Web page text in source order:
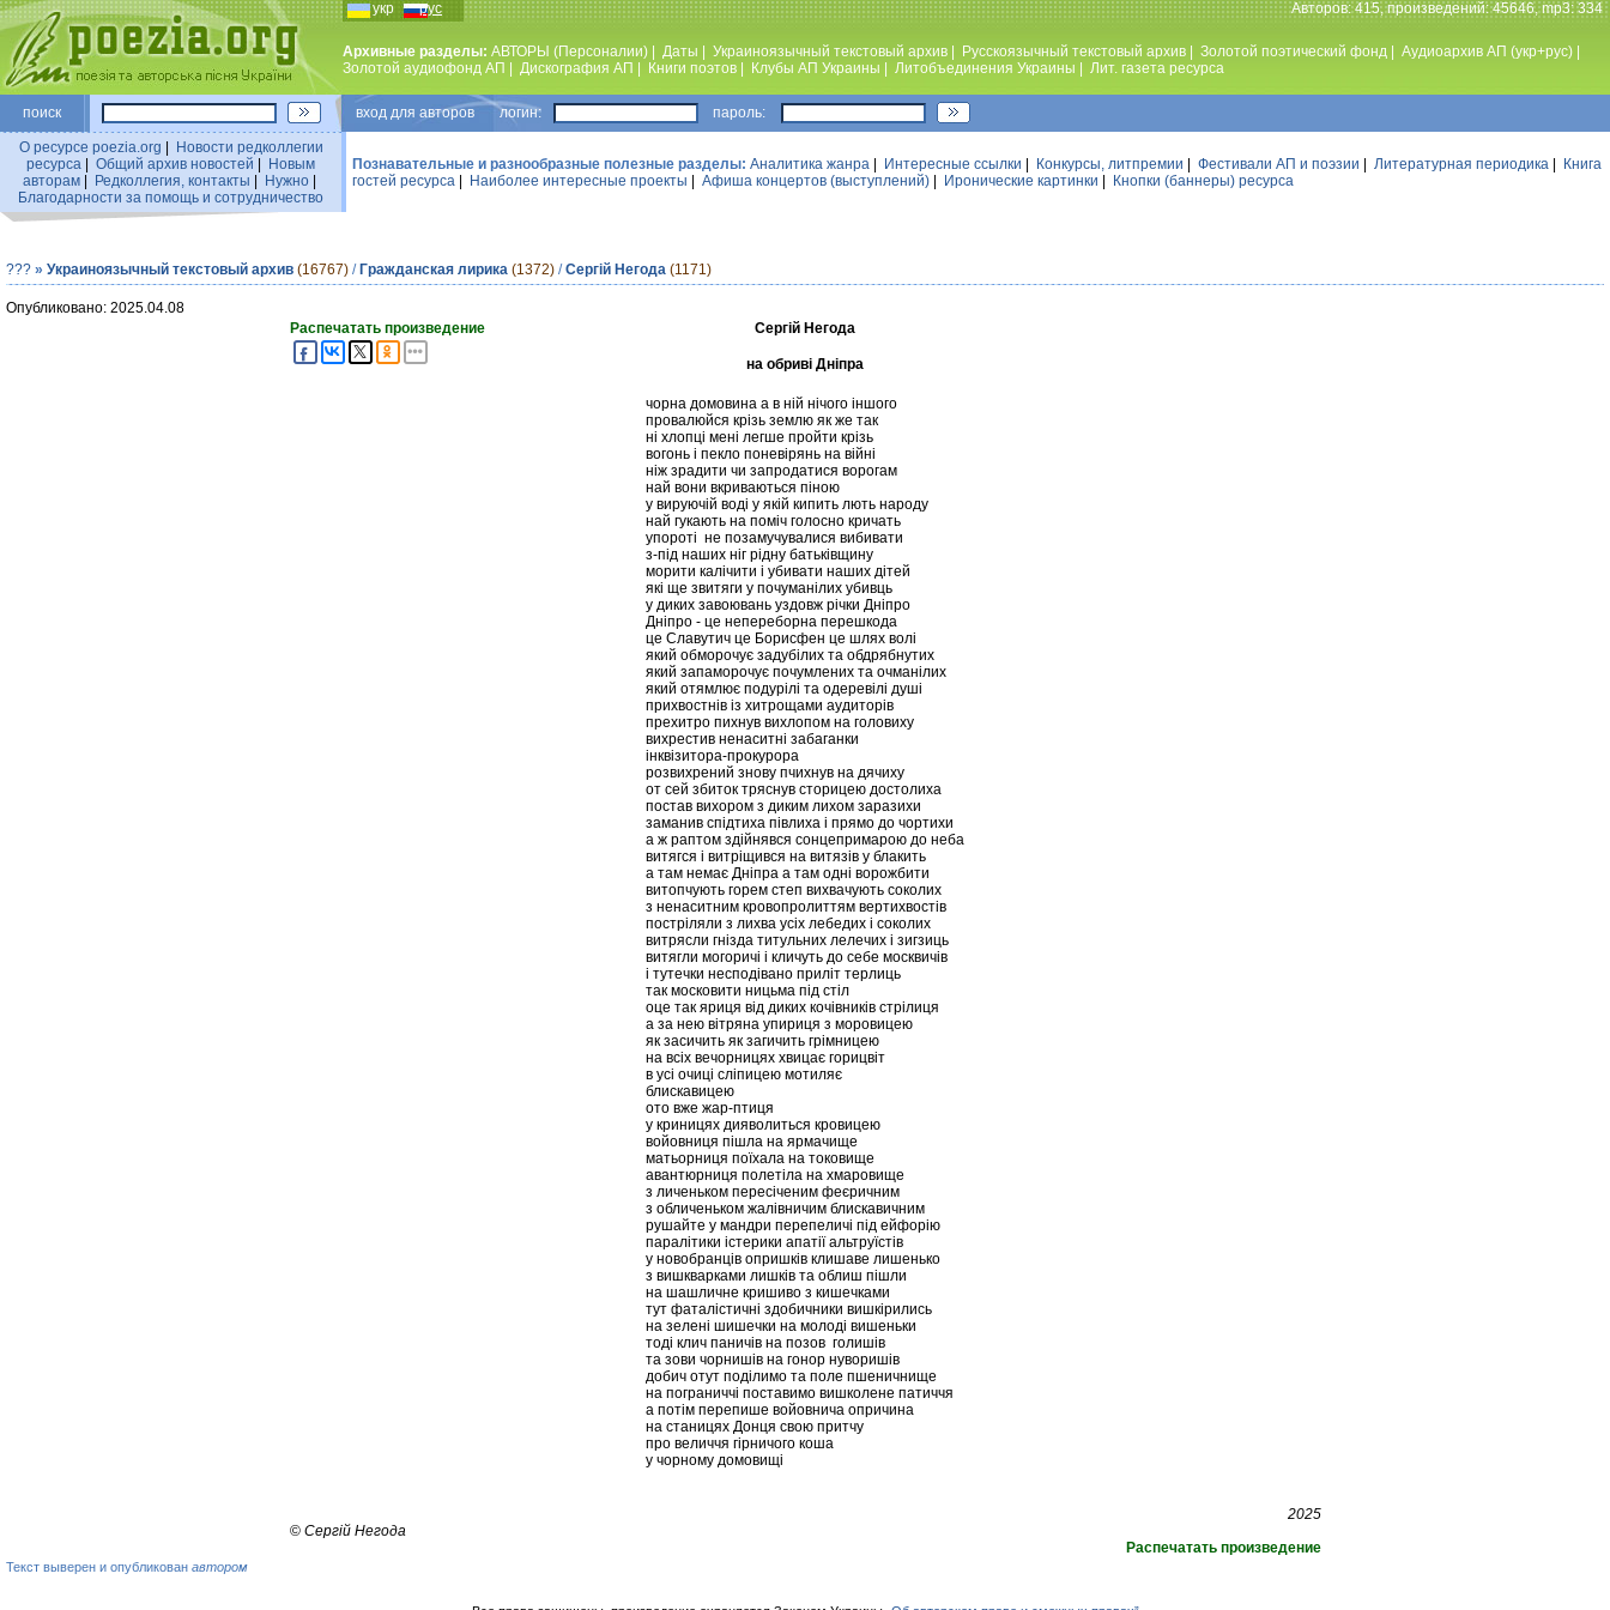
укр рус Авторов: 415, произведений: 45646, mp3: 334
Архивные разделы: АВТОРЫ (Персоналии) Даты Украиноязычный текстовый архив Русскоязычный текстовый архив Золотой поэтический фонд Аудиоархив АП (укр+рус)
Золотой аудиофонд АП
Дискография АП Книги поэтов Клубы АП Украины Литобъединения Украины Лит. газета ресурса
поиск вход для авторов логин: пароль:
О ресурсе poezia.org
Новости редколлегии
ресурса
Общий архив новостей
Новым
авторам| Редколлегия, контакты Нужно|
Благодарности за помощь и сотрудничество
Познавательные и разнообразные полезные разделы: Аналитика жанра Интересные ссылки Конкурсы, литпремии Фестивали АП и поэзии Литературная периодика
Книга
гостей ресурса
Наиболее интересные проекты Афиша концертов (выступлений) Иронические картинки Кнопки (баннеры) ресурса
??? » Украиноязычный текстовый архив (16767) / Гражданская лирика (1372) /Сергій Негода (1171)
Опубликовано: 2025.04.08
Распечатать произведение
Сергій Негода
на обриві Дніпра
чорна домовина а в ній нічого іншого
провалюйся крізь землю як же так
ні хлопці мені легше пройти крізь
вогонь і пекло поневірянь на війні
ніж зрадити чи запродатися ворогам
най вони вкриваються піною
у вируючій воді у якій кипить лють народу
най гукають на поміч голосно кричать
упороті не позамучувалися вибивати
з-під наших ніг рідну батьківщину
морити калічити і убивати наших дітей
які ще звитяги у почуманілих убивць
у диких завоювань уздовж річки Дніпро
Дніпро - це непереборна перешкода
це Славутич це Борисфен це шлях волі
який обморочує задубілих та обдрябнутих
який запаморочує почумлених та очманілих
який отямлює подурілі та одеревілі душі
прихвостнів із хитрощами аудиторів
прехитро пихнув вихлопом на головиху
вихрестив ненаситні забаганки
інквізитора-прокурора
розвихрений знову пчихнув на дячиху
от сей збиток тряснув сторицею достолиха
постав вихором з диким лихом заразихи
заманив спідтиха півлиха і прямо до чортихи
а ж раптом здійнявся сонцепримарою до неба
витягся і витріщився на витязів у блакить
а там немає Дніпра а там одні ворожбити
витопчують горем степ вихвачують соколих
з ненаситним кровопролиттям вертихвостів
постріляли з лихва усіх лебедих і соколих
витрясли гнізда титульних лелечих і зигзиць
витягли могоричі і кличуть до себе москвичів
і тутечки несподівано приліт терлиць
так московити ницьма під стіл
оце так яриця від диких кочівників стрілиця
а за нею вітряна упириця з моровицею
як засичить як загичить грімницею
на всіх вечорницях хвицає горицвіт
в усі очиці сліпицею мотиляє
блискавицею
ото вже жар-птиця
у криницях дияволиться кровицею
войовниця пішла на ярмачище
матьорниця поїхала на токовище
авантюрниця полетіла на хмаровище
з личеньком пересіченим феєричним
з обличеньком жалівничим блискавичним
рушайте у мандри перепеличі під ейфорію
паралітики істерики апатії альтруїстів
у новобранців опришків клишаве лишенько
з вишкварками лишків та облиш пішли
на шашличне кришиво з кишечками
тут фаталістичні здобичники вишкірились
на зелені шишечки на молоді вишеньки
тоді клич паничів на позов голишів
та зови чорнишів на гонор нуворишів
добич отут поділимо та поле пшеничнище
на пограниччі поставимо вишколене патиччя
а потім перепише войовнича опричина
на станицях Донця свою притчу
про величчя гірничого коша
у чорному домовищі
2025
© Сергій Негода
Распечатать произведение
Текст выверен и опубликован автором